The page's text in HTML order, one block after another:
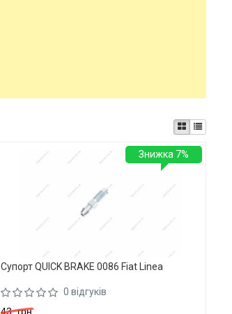
Супорт QUICK BRAKE 0086 Fiat Linea
0 відгуків
43грн.
Знижка 7%